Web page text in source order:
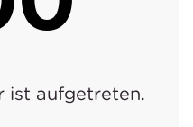
ist aufgetreten.